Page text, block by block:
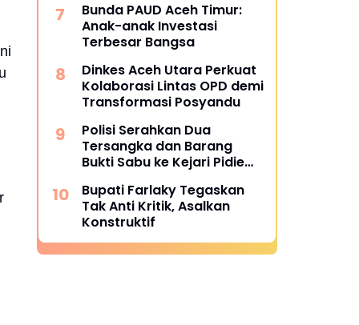
Bunda PAUD Aceh Timur:
Anak-anak Investasi
Terbesar Bangsa
Dinkes Aceh Utara Perkuat
Kolaborasi Lintas OPD demi
Transformasi Posyandu
Polisi Serahkan Dua
Tersangka dan Barang
Bukti Sabu ke Kejari Pidie
Bupati Farlaky Tegaskan
Tak Anti Kritik, Asalkan
Konstruktif